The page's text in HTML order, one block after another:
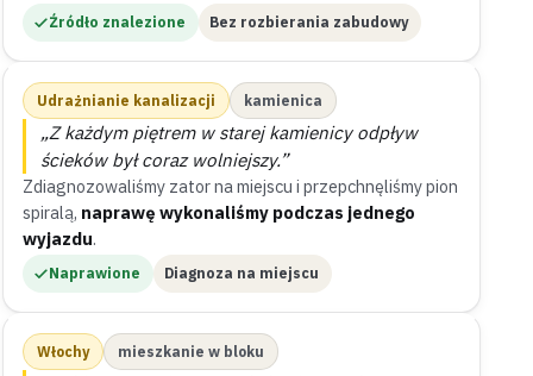
Źródło znalezione Bez rozbierania zabudowy
Udrażnianie kanalizacji kamienica
„Z każdym piętrem w starej kamienicy odpływ
ścieków był coraz wolniejszy.”
Zdiagnozowaliśmy zator na miejscu i przepchnęliśmy pion
spiralą, naprawę wykonaliśmy podczas jednego
wyjazdu.
Naprawione Diagnoza na miejscu
Włochy mieszkanie w bloku